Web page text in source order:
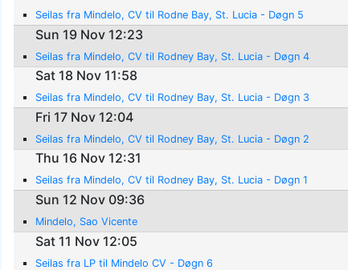
Seilas fra Mindelo, CV til Rodne Bay, St. Lucia - Døgn 5
Sun 19 Nov 12:23
Seilas fra Mindelo, CV til Rodney Bay, St. Lucia - Døgn 4
Sat 18 Nov 11:58
Seilas fra Mindelo, CV til Rodney Bay, St. Lucia - Døgn 3
Fri 17 Nov 12:04
Seilas fra Mindelo, CV til Rodney Bay, St. Lucia - Døgn 2
Thu 16 Nov 12:31
Seilas fra Mindelo, CV til Rodney Bay, St. Lucia - Døgn 1
Sun 12 Nov 09:36
Mindelo, Sao Vicente
Sat 11 Nov 12:05
Seilas fra LP til Mindelo CV - Døgn 6